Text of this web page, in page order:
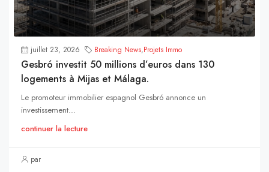
juillet 23, 2026 Breaking News,Projets Immo
Gesbró investit 50 millions d’euros dans 130
logements à Mijas et Málaga.
Le promoteur immobilier espagnol Gesbró annonce un
investissement...
continuer la lecture
par